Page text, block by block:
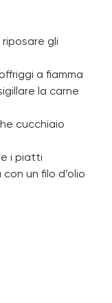
gli
a fiamma
la carne
cucchiaio
i piatti
un filo d’olio